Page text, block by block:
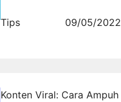
Tips
09/05/2022
Konten Viral: Cara Ampuh